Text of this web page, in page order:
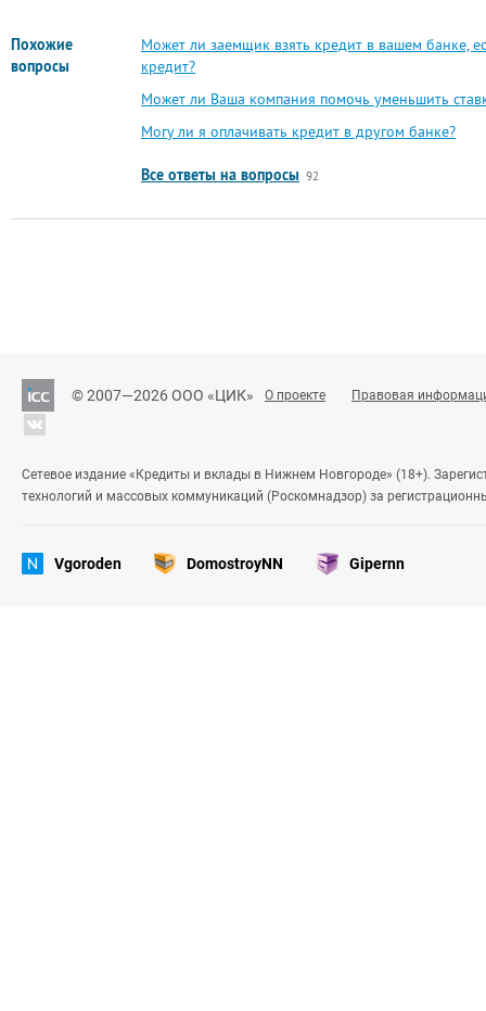
Похожие
вопросы
Может ли заемщик взять кредит в вашем банке,
кредит?
Может ли Ваша компания помочь уменьшить
Могу ли я оплачивать кредит в другом банке?
Все ответы на вопросы 92
© 2007—2026 ООО «ЦИК» О проекте Правовая
Сетевое издание «Кредиты и вклады в Нижнем Новгороде» (18+).
технологий и массовых коммуникаций (Роскомнадзор) за
Vgoroden DomostroyNN Gipernn